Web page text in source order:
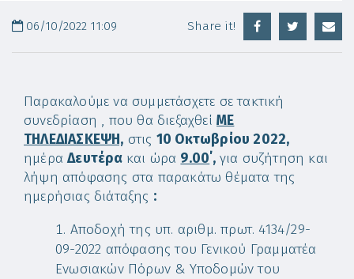
06/10/2022 11:09 Share it!
Παρακαλούμε να συμμετάσχετε σε τακτική
συνεδρίαση , που θα διεξαχθεί ME
ΤΗΛΕΔΙΑΣΚΕΨΗ, στις 10 Οκτωβρίου 2022,
ημέραΔευτέρα και ώρα 9.00΄, για συζήτηση και
λήψη απόφασης στα παρακάτω θέματα της
ημερήσιας διάταξης :
Αποδοχή της υπ. αριθμ. πρωτ. 4134/29-
09-2022 απόφασης του Γενικού Γραμματέα
Ενωσιακών Πόρων & Υποδομών του